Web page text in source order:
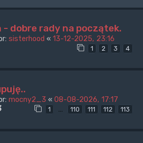
- dobre rady na początek.
sisterhood « 13-12-2025, 23:16
1 2 3 4
mocny2_3 « 08-08-2026, 17:17
1 … 110 111 112 113